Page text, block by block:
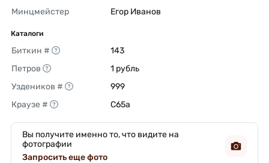
Минцмейстер
Егор Иванов
Каталоги
Биткин #
143
Петров
1 рубль
Уздеников #
999
Краузе #
C65a
Вы получите именно то, что видите на
фотографии
Запросить еще фото